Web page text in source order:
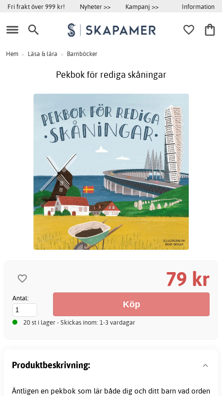
Fri frakt över 999 kr! Nyheter >> Kampanj >> Information
Hem > Läsa & lära > Barnböcker
Pekbok för rediga skåningar
79 kr
Antal:
20 st i lager - Skickas inom: 1-3 vardagar
Produktbeskrivning:
Äntligen en pekbok som lär både dig och ditt barn vad orden